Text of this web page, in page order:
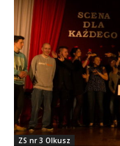
ZS nr 3 Olkusz